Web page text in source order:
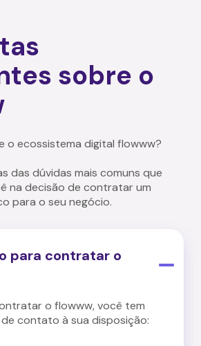
sobre o
o ecossistema digital flowww?
das dúvidas mais comuns que
na decisão de contratar um
para o seu negócio.
para contratar o
o flowww, você tem
contato à sua disposição: